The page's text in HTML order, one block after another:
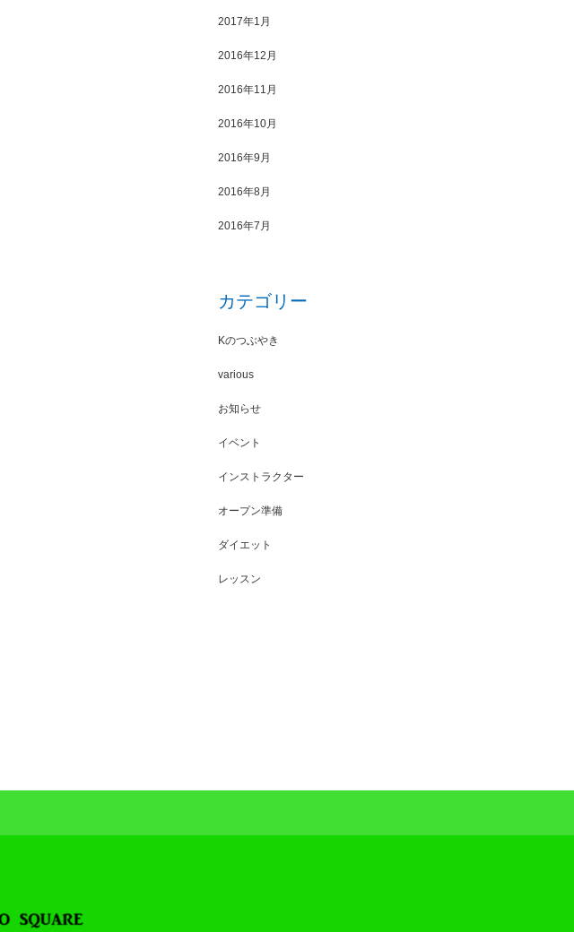
2017年1月
2016年12月
2016年11月
2016年10月
2016年9月
2016年8月
2016年7月
カテゴリー
Kのつぶやき
various
お知らせ
イベント
インストラクター
オープン準備
ダイエット
レッスン